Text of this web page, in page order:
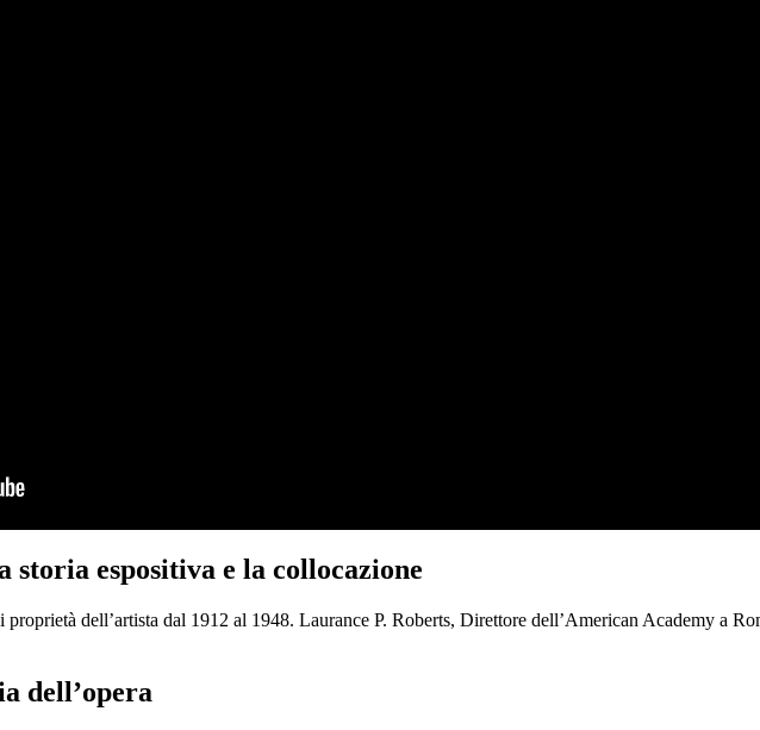
espositiva e la collocazione
proprietà dell’artista dal 1912 al 1948. Laurance P. Roberts, Direttore dell’American Academy a
dell’opera